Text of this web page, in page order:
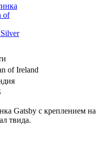
of Ireland
Gatsby с креплением на
твида.